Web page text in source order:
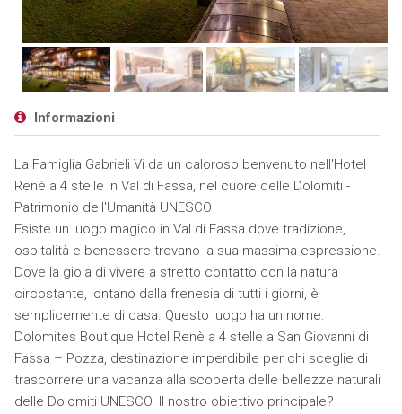
Informazioni
La Famiglia Gabrieli Vi da un caloroso benvenuto nell'Hotel
Renè a 4 stelle in Val di Fassa, nel cuore delle Dolomiti -
Patrimonio dell'Umanità UNESCO
Esiste un luogo magico in Val di Fassa dove tradizione,
ospitalità e benessere trovano la sua massima espressione.
Dove la gioia di vivere a stretto contatto con la natura
circostante, lontano dalla frenesia di tutti i giorni, è
semplicemente di casa. Questo luogo ha un nome:
Dolomites Boutique Hotel Renè a 4 stelle a San Giovanni di
Fassa – Pozza, destinazione imperdibile per chi sceglie di
trascorrere una vacanza alla scoperta delle bellezze naturali
delle Dolomiti UNESCO. Il nostro obiettivo principale?